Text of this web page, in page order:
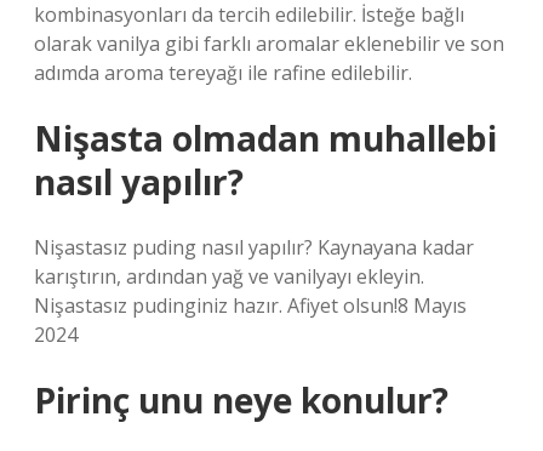
kombinasyonları da tercih edilebilir. İsteğe bağlı
olarak vanilya gibi farklı aromalar eklenebilir ve son
adımda aroma tereyağı ile rafine edilebilir.
Nişasta olmadan muhallebi
nasıl yapılır?
Nişastasız puding nasıl yapılır? Kaynayana kadar
karıştırın, ardından yağ ve vanilyayı ekleyin.
Nişastasız pudinginiz hazır. Afiyet olsun!8 Mayıs
2024
Pirinç unu neye konulur?